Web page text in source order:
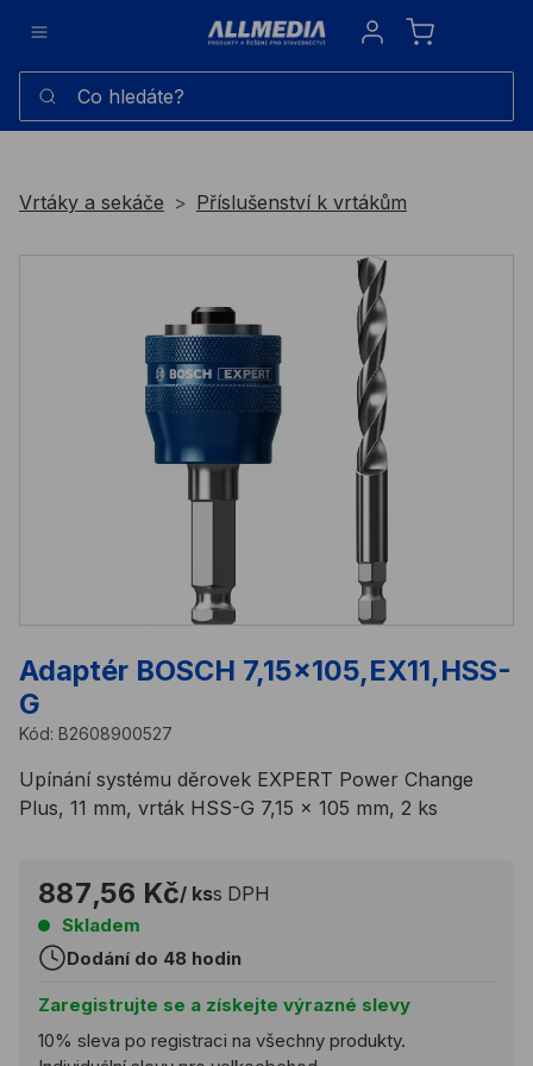
Sign in
Co hledáte?
Vrtáky a sekáče Příslušenství k vrtákům
Adaptér BOSCH 7,15x105,EX11,HSS-
G
Kód: B2608900527
Upínání systému děrovek EXPERT Power Change
Plus, 11 mm, vrták HSS-G 7,15 × 105 mm, 2 ks
887,56 Kč/ kss DPH
Skladem
Dodání do 48 hodin
Zaregistrujte se a získejte výrazné slevy
10% sleva po registraci na všechny produkty.